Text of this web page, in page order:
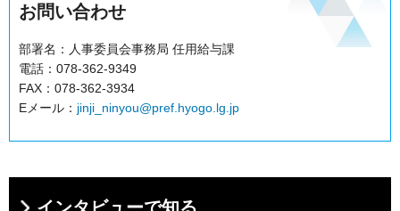
お問い合わせ
部署名：人事委員会事務局 任用給与課
電話：078-362-9349
FAX：078-362-3934
Eメール： jinji_ninyou@pref.hyogo.lg.jp